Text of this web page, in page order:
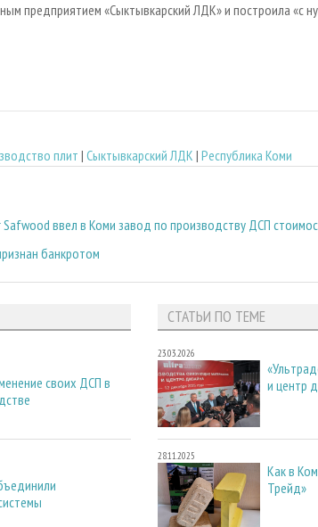
предприятием «Сыктывкарский ЛДК» и построила «с
плит | Сыктывкарский ЛДК | Республика Коми
Safwood ввел в Коми завод по производству ДСП
банкротом
своих ДСП в
СТАТЬИ ПО ТЕМЕ
23.03.2026
и центр
28.11.2025
Как в
Трейд»